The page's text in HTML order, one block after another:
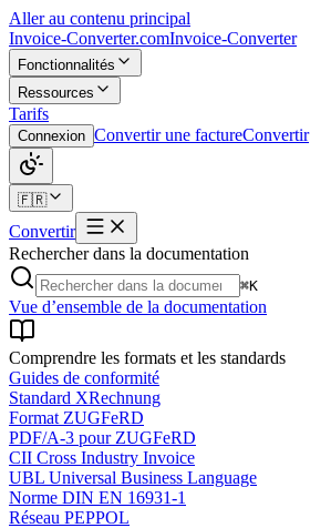
Aller au contenu principal
Invoice-Converter.comInvoice-Converter
Fonctionnalités
Ressources
Tarifs
Connexion Convertir une factureConvertir
🇫🇷
Convertir
Rechercher dans la documentation
⌘K
Vue d’ensemble de la documentation
Comprendre les formats et les standards
Guides de conformité
Standard XRechnung
Format ZUGFeRD
PDF/A-3 pour ZUGFeRD
CII Cross Industry Invoice
UBL Universal Business Language
Norme DIN EN 16931-1
Réseau PEPPOL